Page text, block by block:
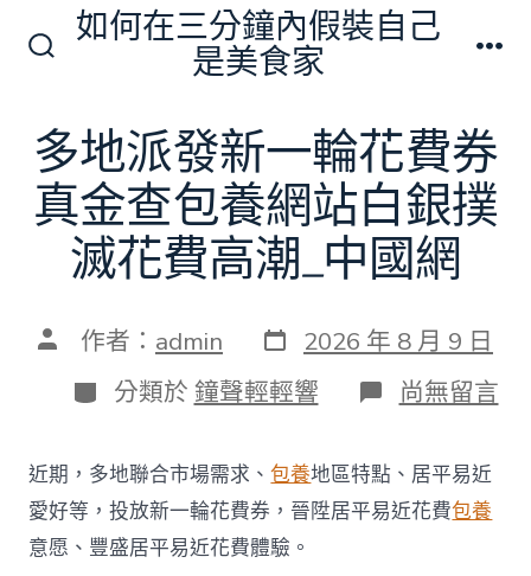
切
換
開
關
如何在三分鐘內假裝自己
是美食家
多地派發新一輪花費券
真金查包養網站白銀撲
滅花費高潮_中國網
文 作者： admin 發
表
日
期
2026 年 8 月 9 日
分
類
分類於 鐘聲輕輕響 在
〈多
派
發
新
尚無留言
近期，多地聯合市場需求、包養地區特點、居平易近
愛好等，投放新一輪花費券，晉陞居平易近花費包養
意愿、豐盛居平易近花費體驗。